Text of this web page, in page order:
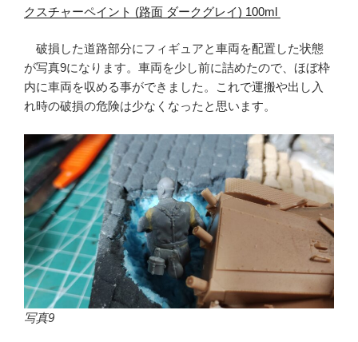
クスチャーペイント (路面 ダークグレイ) 100ml
破損した道路部分にフィギュアと車両を配置した状態
が写真9になります。車両を少し前に詰めたので、ほぼ枠
内に車両を収める事ができました。これで運搬や出し入
れ時の破損の危険は少なくなったと思います。
写真9